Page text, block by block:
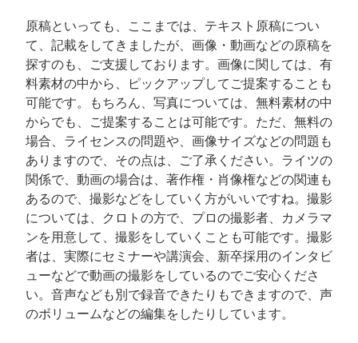
原稿といっても、ここまでは、テキスト原稿につい
て、記載をしてきましたが、画像・動画などの原稿を
探すのも、ご支援しております。画像に関しては、有
料素材の中から、ピックアップしてご提案することも
可能です。もちろん、写真については、無料素材の中
からでも、ご提案することは可能です。ただ、無料の
場合、ライセンスの問題や、画像サイズなどの問題も
ありますので、その点は、ご了承ください。ライツの
関係で、動画の場合は、著作権・肖像権などの関連も
あるので、撮影などをしていく方がいいですね。撮影
については、クロトの方で、プロの撮影者、カメラマ
ンを用意して、撮影をしていくことも可能です。撮影
者は、実際にセミナーや講演会、新卒採用のインタビ
ューなどで動画の撮影をしているのでご安心くださ
い。音声なども別で録音できたりもできますので、声
のボリュームなどの編集をしたりしています。